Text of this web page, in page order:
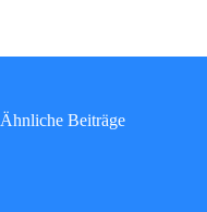
Ähnliche Beiträge